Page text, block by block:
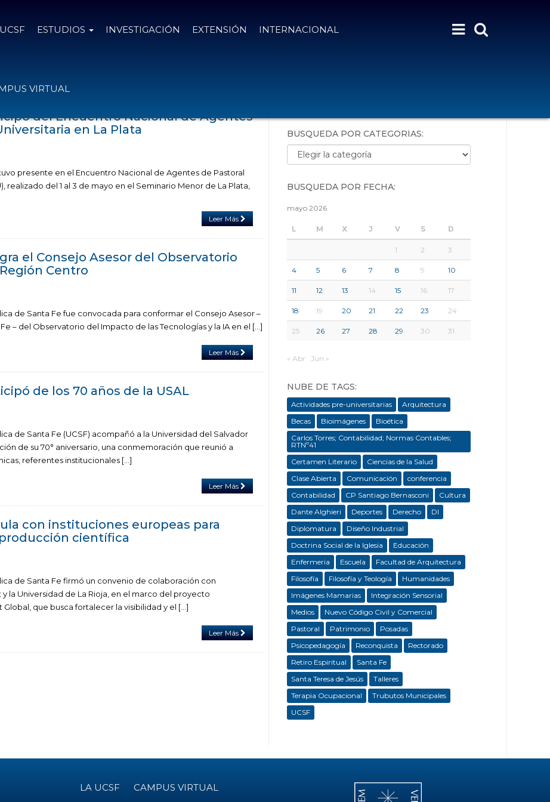
ESTUDIOS INVESTIGACIÓN EXTENSIÓN INTERNACIONAL
VIRTUAL
del Encuentro Nacional de Agentes
en La Plata
presente en el Encuentro Nacional de Agentes de Pastoral
realizado del 1 al 3 de mayo en el Seminario Menor de La Plata,
Leer Más
el Consejo Asesor del Observatorio
Centro
de Santa Fe fue convocada para conformar el Consejo Asesor –
– del Observatorio del Impacto de las Tecnologías y la IA en el […]
Leer Más
de los 70 años de la USAL
de Santa Fe (UCSF) acompañó a la Universidad del Salvador
de su 70° aniversario, una conmemoración que reunió a
referentes institucionales […]
Leer Más
con instituciones europeas para
científica
de Santa Fe firmó un convenio de colaboración con
la Universidad de La Rioja, en el marco del proyecto
que busca fortalecer la visibilidad y el […]
Leer Más
BÚSQUEDA POR CATEGORÍAS:
Búsqueda por categorías:
BÚSQUEDA POR FECHA:
mayo 2026
L M X J V S D
1 2 3
4 5 6 7 8 9 10
11 12 13 14 15 16 17
18 19 20 21 22 23 24
25 26 27 28 29 30 31
« Abr Jun »
NUBE DE TAGS:
Actividades pre-universitarias
Arquitectura
Becas
Bioimágenes
Bioética
Carlos Torres; Contabilidad; Normas Contables;
RTNº41
Certamen Literario
Ciencias de la Salud
Clase Abierta
Comunicación
conferencia
Contabilidad
CP Santiago Bernasconi
Cultura
Dante Alghieri
Deportes Derecho
DI
Diplomatura
Diseño Industrial
Doctrina Social de la Iglesia
Educación
Enfermeria
Escuela
Facultad de Arquitectura
Filosofía
Filosofía y Teología
Humanidades
Imágenes Mamarias
Integración Sensorial
Medios
Nuevo Código Civil y Comercial
Pastoral
Patrimonio
Posadas
Psicopedagogía
Reconquista
Rectorado
Retiro Espiritual
Santa Fe
Santa Teresa de Jesús
Talleres
Terapia Ocupacional
Trubutos Municipales
UCSF
LA UCSF CAMPUS VIRTUAL